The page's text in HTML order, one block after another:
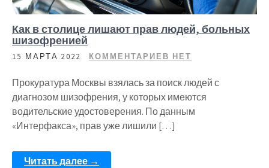
Как в столице лишают прав людей, больных
шизофренией
15 МАРТА 2022 КОММЕНТАРИЕВ НЕТ
Прокуратура Москвы взялась за поиск людей с
диагнозом шизофрения, у которых имеются
водительские удостоверения. По данным
«Интерфакса», прав уже лишили […]
Читать далее →